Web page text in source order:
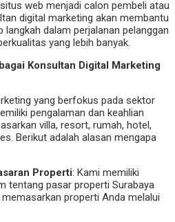
web menjadi calon pembeli atau
digital marketing akan membantu
dalam perjalanan pelanggan
yang lebih banyak.
Konsultan Digital Marketing
yang berfokus pada sektor
pengalaman dan keahlian
villa, resort, rumah, hotel,
Berikut adalah alasan mengapa
Properti: Kami memiliki
tentang pasar properti Surabaya
properti Anda melalui